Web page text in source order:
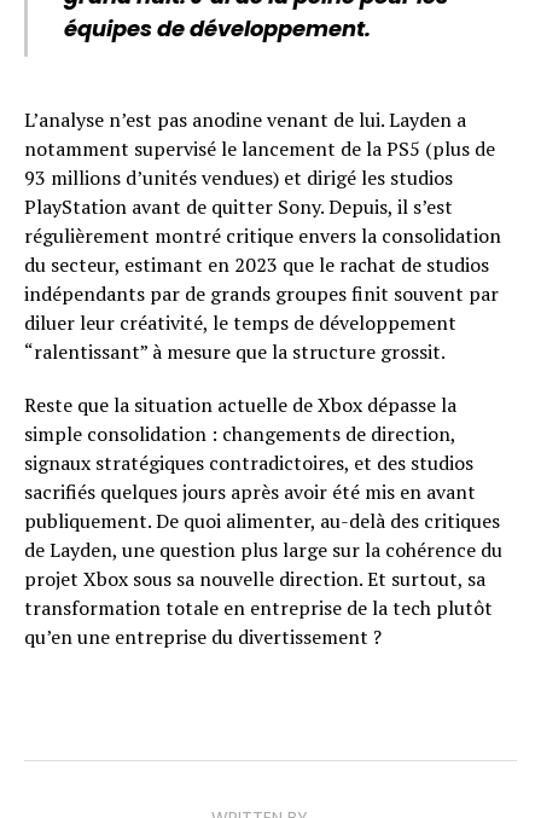
équipes de développement.
L’analyse n’est pas anodine venant de lui. Layden a
notamment supervisé le lancement de la PS5 (plus de
93 millions d’unités vendues) et dirigé les studios
PlayStation avant de quitter Sony. Depuis, il s’est
régulièrement montré critique envers la consolidation
du secteur, estimant en 2023 que le rachat de studios
indépendants par de grands groupes finit souvent par
diluer leur créativité, le temps de développement
“ralentissant” à mesure que la structure grossit.
Reste que la situation actuelle de Xbox dépasse la
simple consolidation : changements de direction,
signaux stratégiques contradictoires, et des studios
sacrifiés quelques jours après avoir été mis en avant
publiquement. De quoi alimenter, au-delà des critiques
de Layden, une question plus large sur la cohérence du
projet Xbox sous sa nouvelle direction. Et surtout, sa
transformation totale en entreprise de la tech plutôt
qu’en une entreprise du divertissement ?